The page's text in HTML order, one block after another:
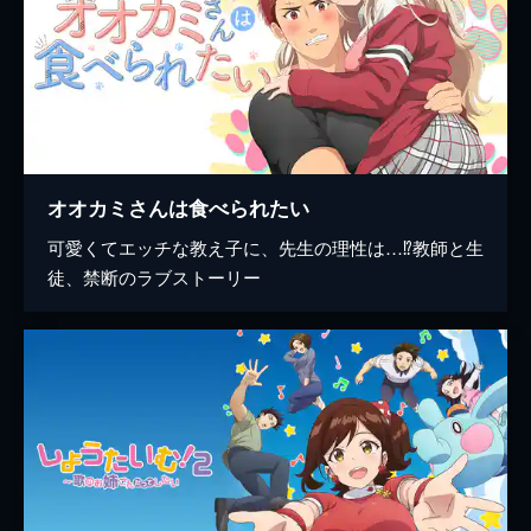
オオカミさんは食べられたい
可愛くてエッチな教え子に、先生の理性は…⁉教師と生
徒、禁断のラブストーリー